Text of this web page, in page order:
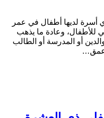
أسرة لديها أطفال في عمر
وعادة ما يذهب
أو المدرسة أو الطالب